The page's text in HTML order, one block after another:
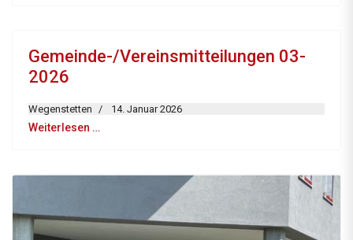
Gemeinde-/Vereinsmitteilungen 03-
2026
Wegenstetten 14. Januar 2026
Weiterlesen …